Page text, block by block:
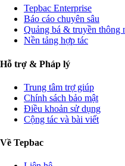
Tepbac Enterprise
Báo cáo chuyên sâu
Quảng bá & truyền thông
Nền tảng hợp tác
Hỗ trợ & Pháp lý
Trung tâm trợ giúp
Chính sách bảo mật
Điều khoản sử dụng
Cộng tác và bài viết
Về Tepbac